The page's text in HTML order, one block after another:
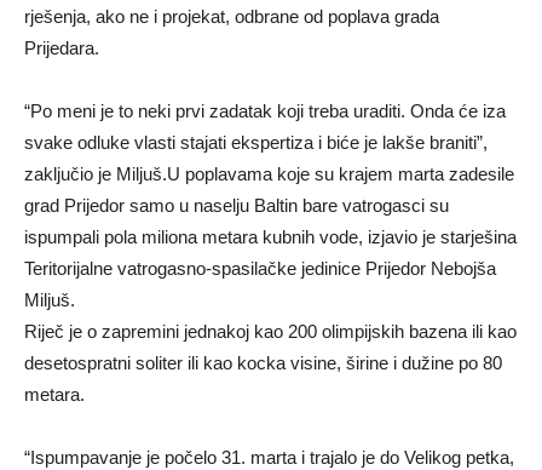
rješenja, ako ne i projekat, odbrane od poplava grada
Prijedara.
“Po meni je to neki prvi zadatak koji treba uraditi. Onda će iza
svake odluke vlasti stajati ekspertiza i biće je lakše braniti”,
zaključio je Miljuš.U poplavama koje su krajem marta zadesile
grad Prijedor samo u naselju Baltin bare vatrogasci su
ispumpali pola miliona metara kubnih vode, izjavio je starješina
Teritorijalne vatrogasno-spasilačke jedinice Prijedor Nebojša
Miljuš.
Riječ je o zapremini jednakoj kao 200 olimpijskih bazena ili kao
desetospratni soliter ili kao kocka visine, širine i dužine po 80
metara.
“Ispumpavanje je počelo 31. marta i trajalo je do Velikog petka,